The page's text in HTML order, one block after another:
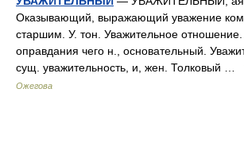
Оказывающий, выражающий уважение
старшим. У. тон. Уважительное
оправдания чего н., основательный.
сущ. уважительность, и, жен. Толковый …
Ожегова